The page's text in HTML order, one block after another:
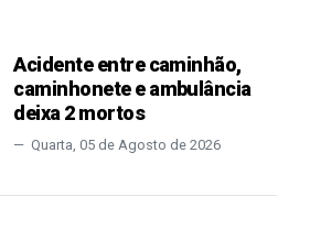
Acidente entre caminhão,
caminhonete e ambulância
deixa 2 mortos
Quarta, 05 de Agosto de 2026